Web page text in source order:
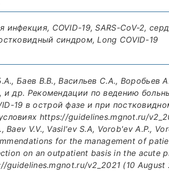
инфекция, COVID-19, SARS-CoV-2,
синдром, Long COVID-19
Баев В.В., Васильев С.А., Воробьев
и др. Рекомендации по ведению
19 в острой фазе и при
https://guidelines.mgnot.ru/
Baev V.V., Vasil'ev S.A, Vorob'ev A.P.,
for the management of
on an outpatient basis in the acute
guidelines.mgnot.ru/v2_2021 (10 August